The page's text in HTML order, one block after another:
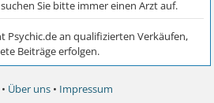
• Über uns • Impressum